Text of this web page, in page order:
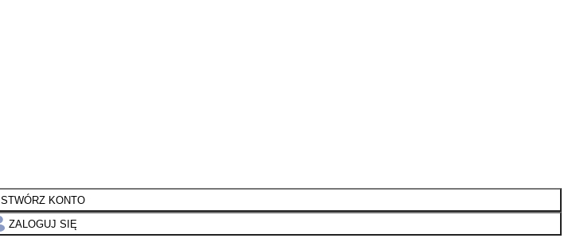
STWÓRZ KONTO
ZALOGUJ SIĘ